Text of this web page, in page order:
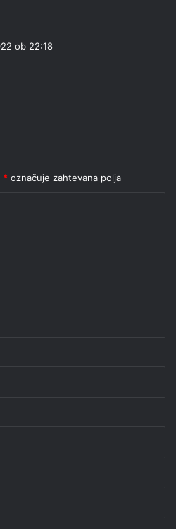
ob 22:18
* označuje zahtevana polja